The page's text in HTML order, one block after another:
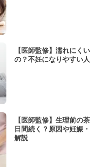
【医師監修】濡れにく
の？不妊になりやすい
【医師監修】生理前の
日間続く？原因や妊娠
解説